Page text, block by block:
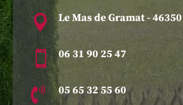
 Le Mas de Gramat -
 06 31 90 25 47
 05 65 32 55 60